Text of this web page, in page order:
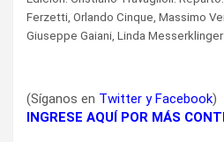
Ferzetti, Orlando Cinque, Massimo
Giuseppe Gaiani, Linda
(Síganos en Twitter y Facebook)
INGRESE AQUÍ POR MÁS